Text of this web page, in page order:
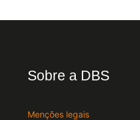
Sobre a DBS
Menções legais